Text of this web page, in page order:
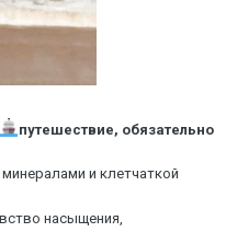
путешествие, обязательно
и клетчаткой
насыщения,